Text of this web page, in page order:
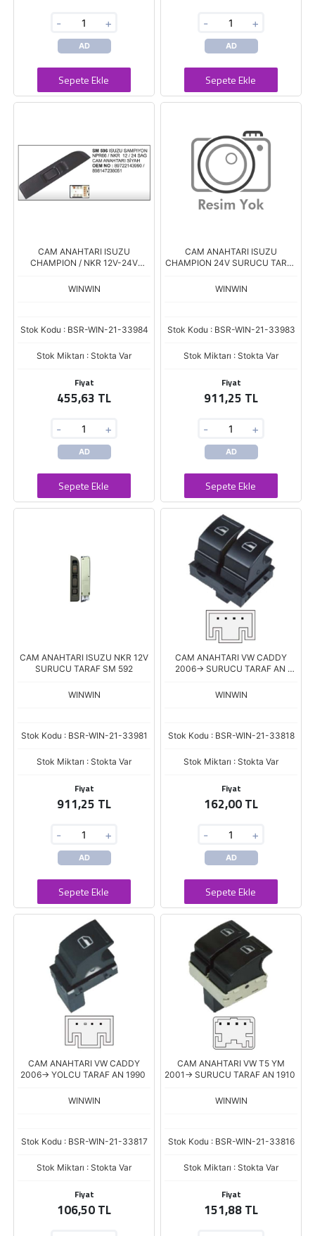
- +
AD
Sepete Ekle
- +
AD
Sepete Ekle
CAM ANAHTARI ISUZU
CHAMPION / NKR 12V-24V
WINWIN
Stok Kodu : BSR-WIN-21-33984
Stok Miktarı : Stokta Var
Fiyat
455,63 TL
- +
AD
Sepete Ekle
CAM ANAHTARI ISUZU
CHAMPION 24V SURUCU TARAF
WINWIN
Stok Kodu : BSR-WIN-21-33983
Stok Miktarı : Stokta Var
Fiyat
911,25 TL
- +
AD
Sepete Ekle
CAM ANAHTARI ISUZU NKR 12V
SURUCU TARAF SM 592
WINWIN
Stok Kodu : BSR-WIN-21-33981
Stok Miktarı : Stokta Var
Fiyat
911,25 TL
- +
AD
Sepete Ekle
CAM ANAHTARI VW CADDY
2006-> SURUCU TARAF AN
WINWIN
Stok Kodu : BSR-WIN-21-33818
Stok Miktarı : Stokta Var
Fiyat
162,00 TL
- +
AD
Sepete Ekle
CAM ANAHTARI VW CADDY
2006-> YOLCU TARAF AN 1990
WINWIN
Stok Kodu : BSR-WIN-21-33817
Stok Miktarı : Stokta Var
Fiyat
106,50 TL
CAM ANAHTARI VW T5 YM
2001-> SURUCU TARAF AN 1910
WINWIN
Stok Kodu : BSR-WIN-21-33816
Stok Miktarı : Stokta Var
Fiyat
151,88 TL